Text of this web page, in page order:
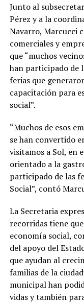
Junto al
Pérez y a la
Navarro, Marcucci
comerciales y
que “muchos
han participado de
ferias que
capacitación para
social”.
“Muchos de esos
se han convertido
visitamos a Sol, en
orientado a la
participado de las
Social”, contó
La Secretaria
recorridas tiene
economía social,
del apoyo del
que ayudan al
familias de la
municipal han
vidas y también